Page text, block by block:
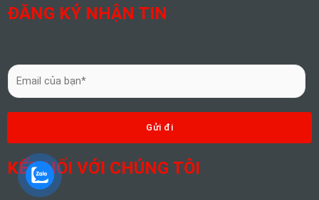
ĐĂNG KÝ NHẬN TIN
E
m
Gửi đi
KẾT NỐI VỚI CHÚNG TÔI